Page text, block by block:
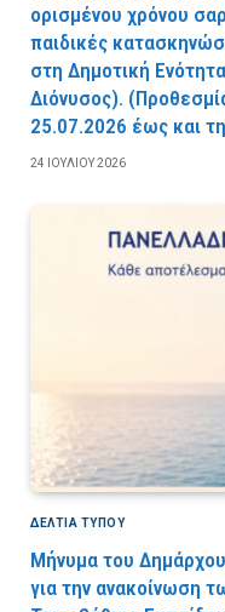
ορισμένου χρόνου
παιδικές
στη Δημοτική
Διόνυσος).
25.07.2026 έως και
24 ΙΟΥΛΊΟΥ 2026
ΔΕΛΤΙΑ ΤΥΠΟΥ
Μήνυμα του
για την ανακοίνωση